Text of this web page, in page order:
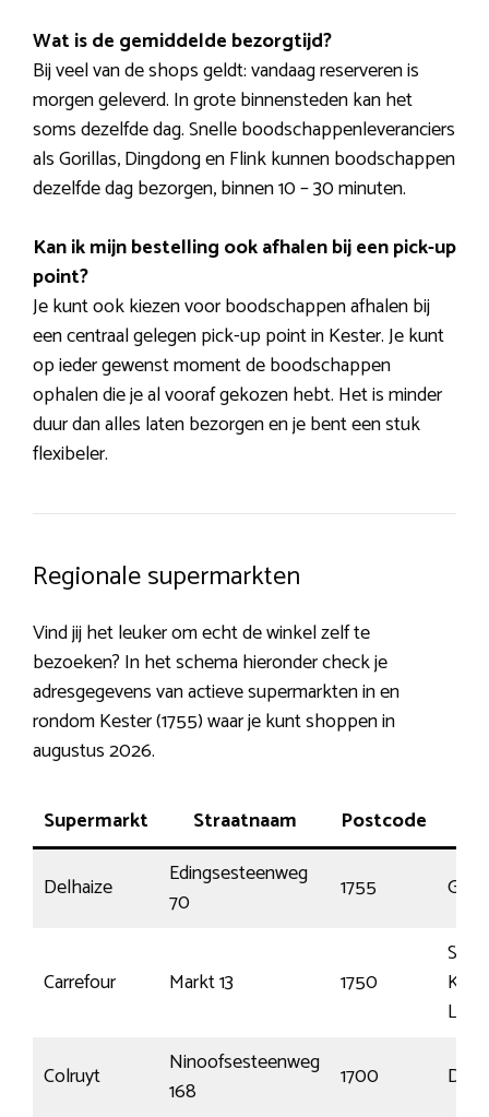
Wat is de gemiddelde bezorgtijd?
Bij veel van de shops geldt: vandaag reserveren is
morgen geleverd. In grote binnensteden kan het
soms dezelfde dag. Snelle boodschappenleveranciers
als Gorillas, Dingdong en Flink kunnen boodschappen
dezelfde dag bezorgen, binnen 10 – 30 minuten.
Kan ik mijn bestelling ook afhalen bij een pick-up
point?
Je kunt ook kiezen voor boodschappen afhalen bij
een centraal gelegen pick-up point in Kester. Je kunt
op ieder gewenst moment de boodschappen
ophalen die je al vooraf gekozen hebt. Het is minder
duur dan alles laten bezorgen en je bent een stuk
flexibeler.
Regionale supermarkten
Vind jij het leuker om echt de winkel zelf te
bezoeken? In het schema hieronder check je
adresgegevens van actieve supermarkten in en
rondom Kester (1755) waar je kunt shoppen in
augustus 2026.
Supermarkt Straatnaam Postcode
Delhaize
Edingsesteenweg
70
1755
Carrefour Markt 13 1750
Sint-
Colruyt
Ninoofsesteenweg
168
1700